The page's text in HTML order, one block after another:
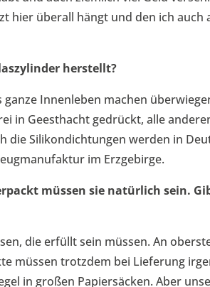
hier überall hängt und den ich auch
herstellt?
Innenleben machen
in Geesthacht gedrückt, alle
die Silikondichtungen werden in
im Erzgebirge.
müssen sie natürlich sein.
die erfüllt sein müssen. An
müssen trotzdem bei Lieferung
in großen Papiersäcken. Aber